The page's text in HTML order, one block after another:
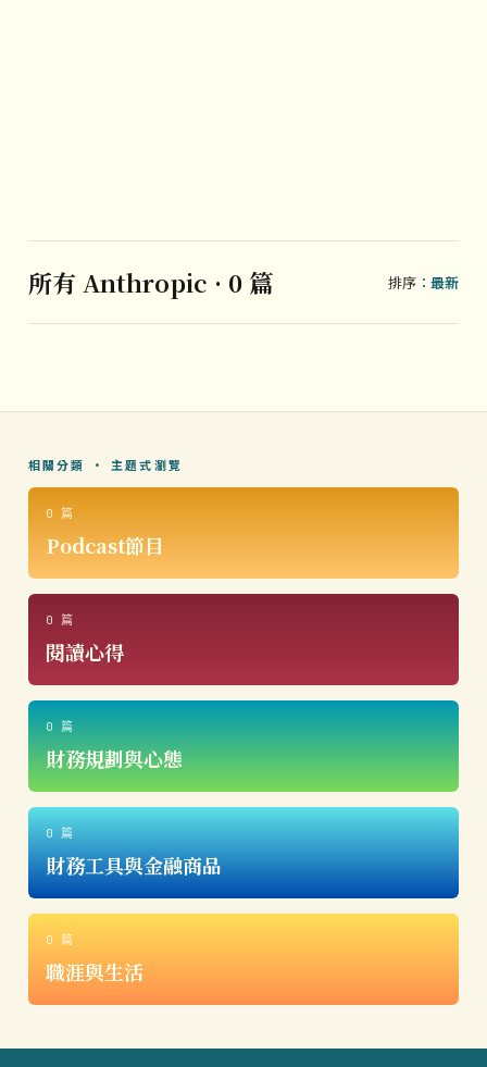
所有 Anthropic · 0 篇 排序：最新
相關分類 · 主題式瀏覽
0 篇
Podcast節目
0 篇
閱讀心得
0 篇
財務規劃與心態
0 篇
財務工具與金融商品
0 篇
職涯與生活